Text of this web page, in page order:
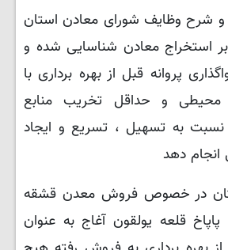
۲ قانون و شرح وظایف شورای معادن استان
استخراج معادن شناسایی شده و
پروانه قبل از بهره برداری با
و حداقل تخریب منابع
نسبت به تسهیل ، تسریع و ایجاد
انجام دهد‌
در خصوص فروش معدن قشقه
پاپاخ قلعه یولقون آغاج به عنوان